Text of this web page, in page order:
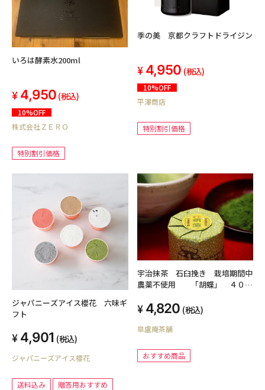
いろは酵素水200ml
4,950 (税込)
10%OFF
株式会社ＺＥＲＯ
特別割引価格
季の美 京都クラフトドライジン
4,950 (税込)
10%OFF
平澤商店
特別割引価格
ジャパニーズアイス櫻花 六味ギ
フト
4,901 (税込)
ジャパニーズアイス櫻花
送料込み 贈答用おすすめ
宇治抹茶 石臼挽き 栽培期間中
農薬不使用 「胡蝶」 ４０
4,820 (税込)
皐盧庵茶舗
おすすめ商品